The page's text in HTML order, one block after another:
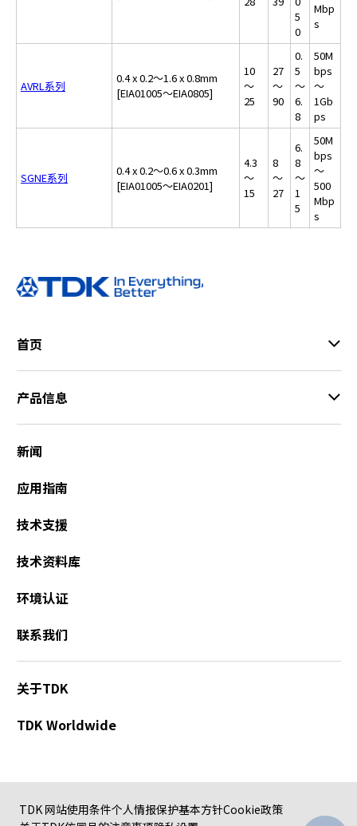
5
0
Mbp
s
AVRL系列
0.4 x 0.2～1.6 x 0.8mm
[EIA01005～EIA0805]
10
～
25
27
～
90
0.
5
～
6.
8
50M
bps
～
1Gb
ps
SGNE系列
0.4 x 0.2～0.6 x 0.3mm
[EIA01005～EIA0201]
4.3
～
15
8
～
27
6.
8
～
1
5
50M
bps
～
500
Mbp
s
首页
产品信息
新闻
应用指南
技术支援
技术资料库
环境认证
联系我们
关于TDK
TDK Worldwide
TDK 网站使用条件个人情报保护基本方针Cookie政策